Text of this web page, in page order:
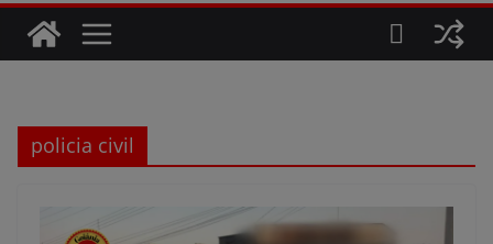
policia civil